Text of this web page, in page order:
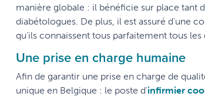
manière globale : il bénéficie sur place tant
diabétologues. De plus, il est assuré d’une
qu’ils connaissent tous parfaitement tous
Une prise en charge humaine
Afin de garantir une prise en charge de
unique en Belgique : le poste d'infirmier